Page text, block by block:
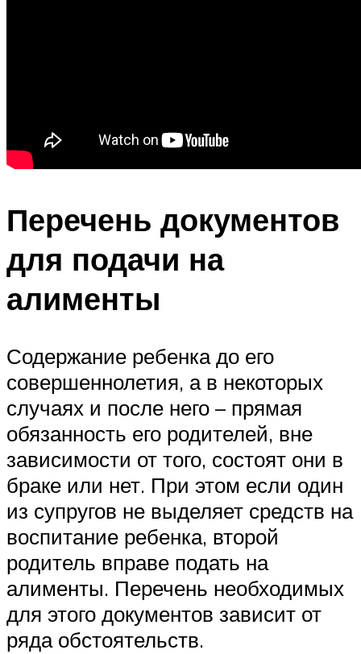
Перечень документов
для подачи на
алименты
Содержание ребенка до его
совершеннолетия, а в некоторых
случаях и после него – прямая
обязанность его родителей, вне
зависимости от того, состоят они в
браке или нет. При этом если один
из супругов не выделяет средств на
воспитание ребенка, второй
родитель вправе подать на
алименты. Перечень необходимых
для этого документов зависит от
ряда обстоятельств.